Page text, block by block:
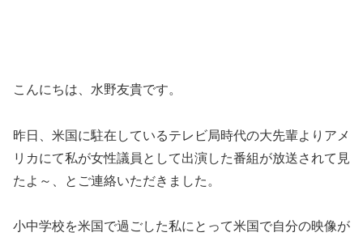
こんにちは、水野友貴です。
昨日、米国に駐在しているテレビ局時代の大先輩よりアメ
リカにて私が女性議員として出演した番組が放送されて見
たよ～、とご連絡いただきました。
小中学校を米国で過ごした私にとって米国で自分の映像が